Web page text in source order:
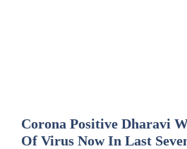
Corona Positive Dharavi
Of Virus Now In Last